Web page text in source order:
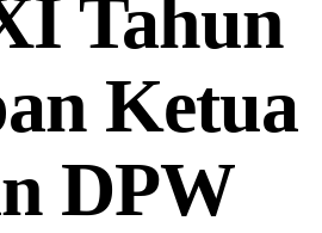
Tahun
Ketua
DPW